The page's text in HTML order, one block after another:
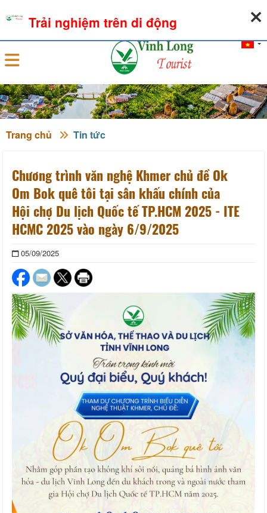
Đăng nhập
Trang chủ Tin tức
Chương trình văn nghệ Khmer chủ đề Ok
Om Bok quê tôi tại sân khấu chính của
Hội chợ Du lịch Quốc tế TP.HCM 2025 - ITE
HCMC 2025 vào ngày 6/9/2025
05/09/2025
Trải nghiệm trên di động